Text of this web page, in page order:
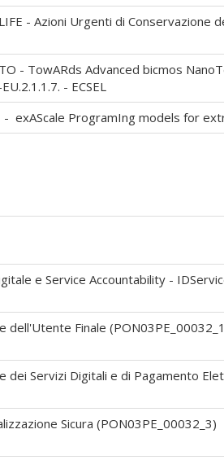
- Azioni Urgenti di Conservazione
- TowARds Advanced bicmos
- ECSEL
- exAScale ProgramIng models for
e Service Accountability -
Finale
Servizi Digitali e di Pagamento
Sicura (PON03PE_00032_3)